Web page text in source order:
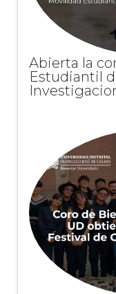
Abierta la
Estudiantil